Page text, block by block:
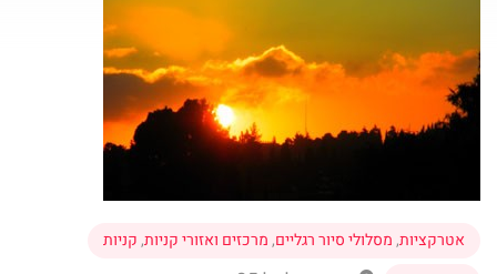
אטרקציות,מסלולי סיור רגליים,מרכזים ואזורי קניות,קניות